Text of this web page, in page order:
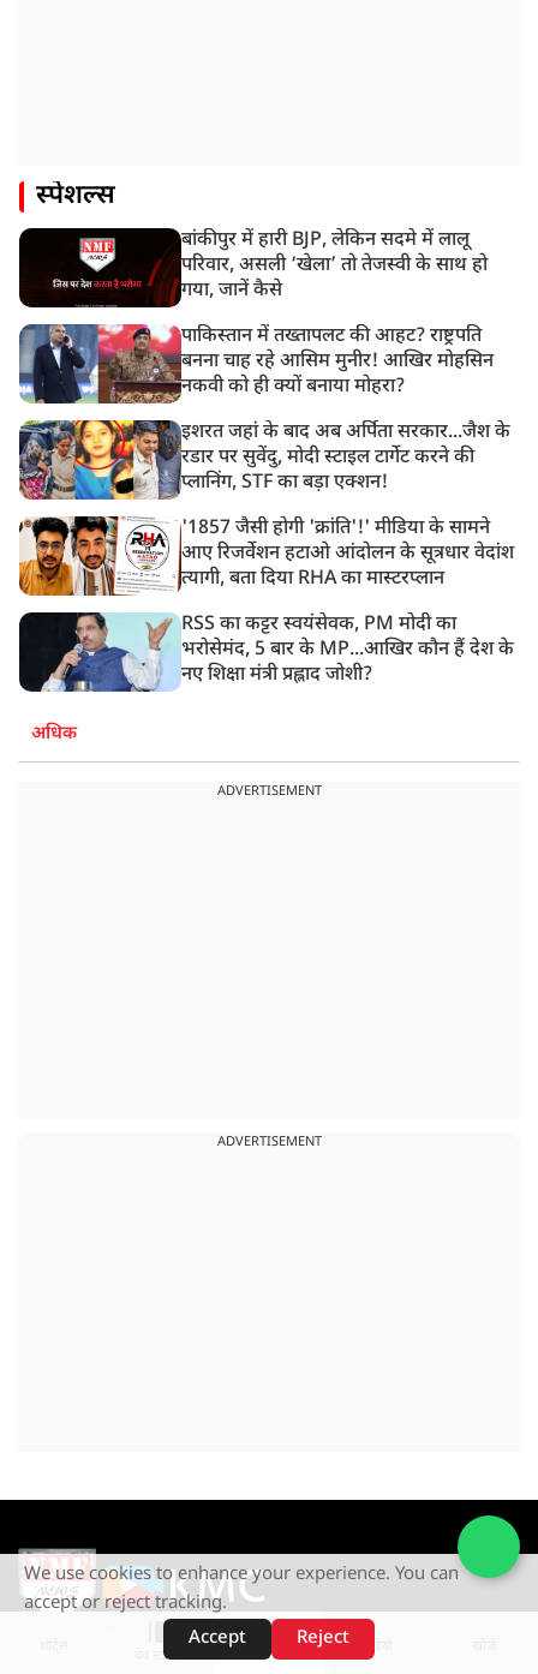
स्पेशल्स
बांकीपुर में हारी BJP, लेकिन सदमे में लालू
परिवार, असली ‘खेला’ तो तेजस्वी के साथ हो
गया, जानें कैसे
पाकिस्तान में तख्तापलट की आहट? राष्ट्रपति
बनना चाह रहे आसिम मुनीर! आखिर मोहसिन
नकवी को ही क्यों बनाया मोहरा?
इशरत जहां के बाद अब अर्पिता सरकार...जैश के
रडार पर सुवेंदु, मोदी स्टाइल टार्गेट करने की
प्लानिंग, STF का बड़ा एक्शन!
'1857 जैसी होगी 'क्रांति'!' मीडिया के सामने
आए रिजर्वेशन हटाओ आंदोलन के सूत्रधार वेदांश
त्यागी, बता दिया RHA का मास्टरप्लान
RSS का कट्टर स्वयंसेवक, PM मोदी का
भरोसेमंद, 5 बार के MP...आखिर कौन हैं देश के
नए शिक्षा मंत्री प्रह्लाद जोशी?
अधिक
ADVERTISEMENT
ADVERTISEMENT
वेब स्टोरीज़
NMF News is a Subsidary of
We use cookies to enhance your experience. You can
accept or reject tracking.
Accept
Reject